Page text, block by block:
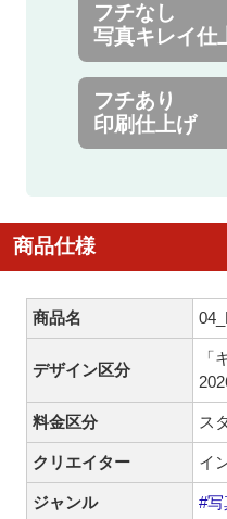
フチなし
写真キレイ仕
フチあり
印刷仕上げ
商品仕様
商品名
デザイン区分
料金区分 ス
クリエイター イ
ジャンル #